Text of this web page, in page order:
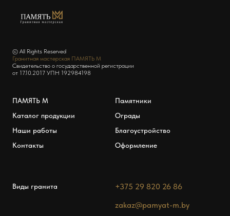
© All Rights Reserved
Гранитная мастерская ПАМЯТЬ М
Свидетельство о государственной регистрации
от 17.10.2017 УПН 192984198
ПАМЯТЬ М
Каталог продукции
Наши работы
Контакты
Памятники
Ограды
Благоустройство
Оформление
Виды гранита
+375 29 820 26 86
zakaz@pamyat-m.by